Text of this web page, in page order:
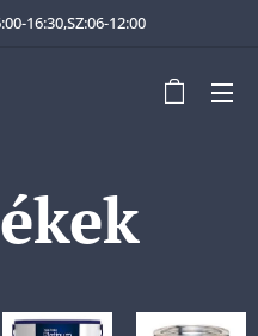
16:30,SZ:06-12:00